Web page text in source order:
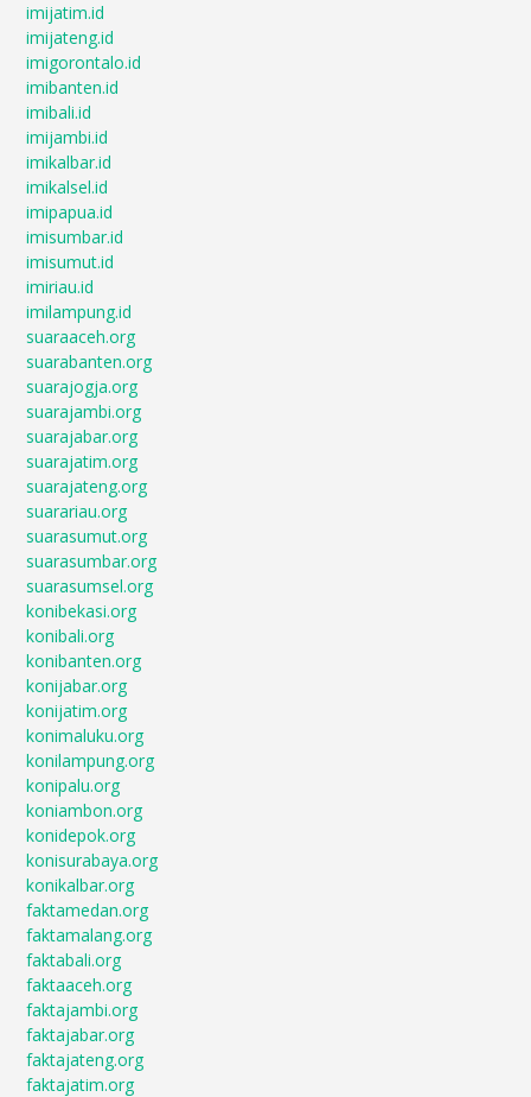
imijatim.id
imijateng.id
imigorontalo.id
imibanten.id
imibali.id
imijambi.id
imikalbar.id
imikalsel.id
imipapua.id
imisumbar.id
imisumut.id
imiriau.id
imilampung.id
suaraaceh.org
suarabanten.org
suarajogja.org
suarajambi.org
suarajabar.org
suarajatim.org
suarajateng.org
suarariau.org
suarasumut.org
suarasumbar.org
suarasumsel.org
konibekasi.org
konibali.org
konibanten.org
konijabar.org
konijatim.org
konimaluku.org
konilampung.org
konipalu.org
koniambon.org
konidepok.org
konisurabaya.org
konikalbar.org
faktamedan.org
faktamalang.org
faktabali.org
faktaaceh.org
faktajambi.org
faktajabar.org
faktajateng.org
faktajatim.org